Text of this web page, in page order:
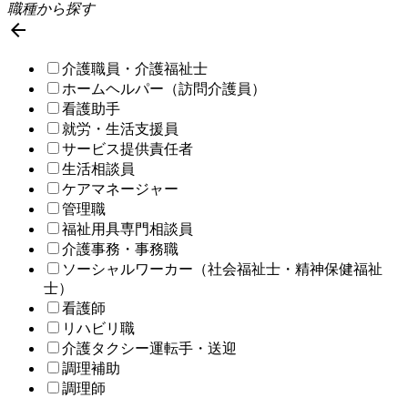
職種から探す

介護職員・介護福祉士
ホームヘルパー（訪問介護員）
看護助手
就労・生活支援員
サービス提供責任者
生活相談員
ケアマネージャー
管理職
福祉用具専門相談員
介護事務・事務職
ソーシャルワーカー（社会福祉士・精神保健福祉
士）
看護師
リハビリ職
介護タクシー運転手・送迎
調理補助
調理師